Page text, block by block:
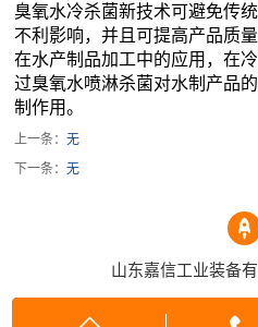
臭氧水冷杀菌新技术可避免传
不利影响，并且可提高产品质
在水产制品加工中的应用，在
过臭氧水喷淋杀菌对水制产品
制作用。
上一条：无
下一条：无
山东嘉信工业装备